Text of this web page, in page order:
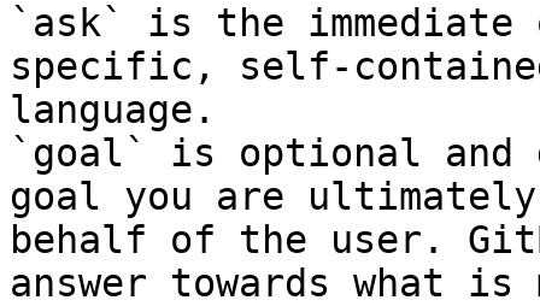
`ask` is the
specific, self-
language.
`goal` is optional and
goal you are
behalf of the user.
answer towards what